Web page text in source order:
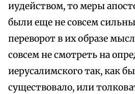
иудейством, то меры
были еще не совсем
переворот в их образе
совсем не смотреть на
иерусалимского так, как бы
существовало, или